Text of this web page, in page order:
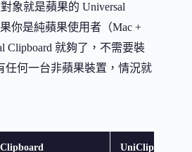
象就是蘋果的 Universal
你是純蘋果使用者（Mac +
Clipboard 就夠了，不需要裝
任何一台非蘋果裝置，情況就
UniClipboard